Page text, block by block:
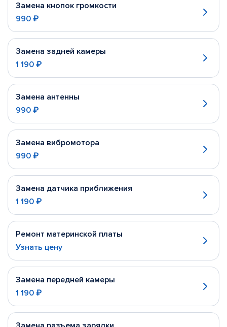
Замена кнопок громкости
990 ₽
Замена задней камеры
1 190 ₽
Замена антенны
990 ₽
Замена вибромотора
990 ₽
Замена датчика приближения
1 190 ₽
Ремонт материнской платы
Узнать цену
Замена передней камеры
1 190 ₽